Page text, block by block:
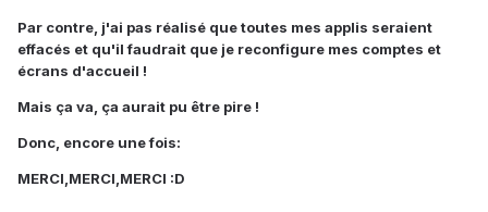
Par contre, j'ai pas réalisé que toutes mes applis seraient
effacés et qu'il faudrait que je reconfigure mes comptes et
écrans d'accueil !
Mais ça va, ça aurait pu être pire !
Donc, encore une fois:
MERCI,MERCI,MERCI :D